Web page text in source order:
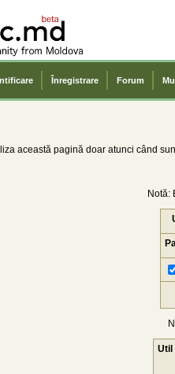
Înregistrare Forum
această pagină doar atunci când
Notă:
Util